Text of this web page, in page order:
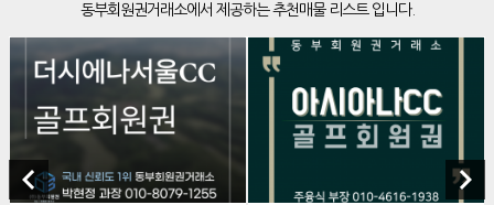
테디밸리cc 회원권 분양
아름다운cc 회원권
[리조트]
[리조트]한화 안토 77평 등기 기명
[리조트]
[리조트]한화리조트 스위트 회원제 무기명
동부회원권거래소에서 제공하는 추천매물 리스트 입니다.
keyboard_arrow_left keyboard_arrow_right